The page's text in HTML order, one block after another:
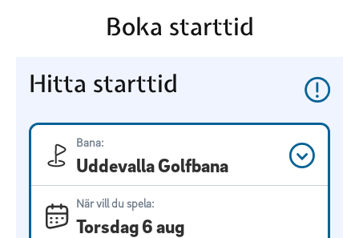
Boka starttid
Hitta starttid
Bana:
Uddevalla Golfbana
När vill du spela:
Torsdag 6 aug